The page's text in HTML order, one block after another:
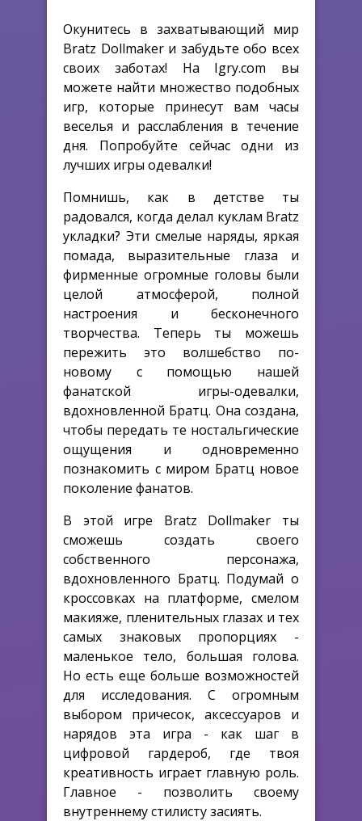
Окунитесь в захватывающий мир
Bratz Dollmaker и забудьте обо всех
своих заботах! На Igry.com вы
можете найти множество подобных
игр, которые принесут вам часы
веселья и расслабления в течение
дня. Попробуйте сейчас одни из
лучших игры одевалки!
Помнишь, как в детстве ты
радовался, когда делал куклам Bratz
укладки? Эти смелые наряды, яркая
помада, выразительные глаза и
фирменные огромные головы были
целой атмосферой, полной
настроения и бесконечного
творчества. Теперь ты можешь
пережить это волшебство по-
новому с помощью нашей
фанатской игры-одевалки,
вдохновленной Братц. Она создана,
чтобы передать те ностальгические
ощущения и одновременно
познакомить с миром Братц новое
поколение фанатов.
В этой игре Bratz Dollmaker ты
сможешь создать своего
собственного персонажа,
вдохновленного Братц. Подумай о
кроссовках на платформе, смелом
макияже, пленительных глазах и тех
самых знаковых пропорциях -
маленькое тело, большая голова.
Но есть еще больше возможностей
для исследования. С огромным
выбором причесок, аксессуаров и
нарядов эта игра - как шаг в
цифровой гардероб, где твоя
креативность играет главную роль.
Главное - позволить своему
внутреннему стилисту засиять.